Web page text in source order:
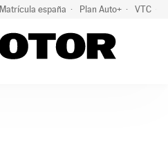
Matrícula españa Plan Auto+ VTC